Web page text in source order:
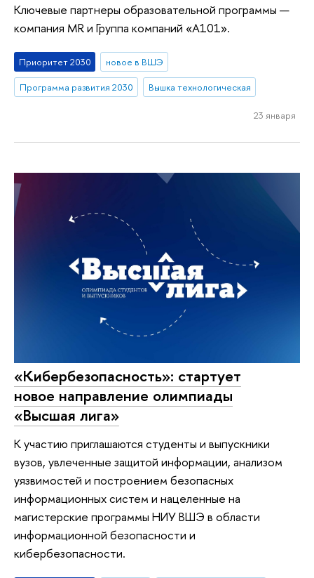
Ключевые партнеры образовательной программы —
компания MR и Группа компаний «А101».
Приоритет 2030
новое в ВШЭ
Программа развития 2030
Вышка технологическая
23 января
«Кибербезопасность»: стартует
новое направление олимпиады
«Высшая лига»
К участию приглашаются студенты и выпускники
вузов, увлеченные защитой информации, анализом
уязвимостей и построением безопасных
информационных систем и нацеленные на
магистерские программы НИУ ВШЭ в области
информационной безопасности и
кибербезопасности.